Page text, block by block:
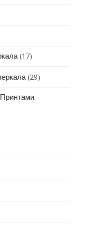
(17)
(29)